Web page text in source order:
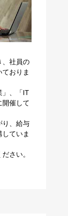
、社員の
おりま
」、「IT
開催して
り、給与
ていま
さい。